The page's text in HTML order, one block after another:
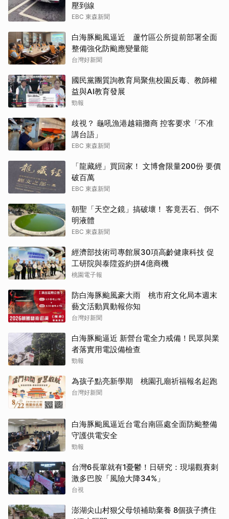
壓到線
EBC 東森新聞
白海豚颱風逼近 蘆竹區公所提前部署全面
整備強化防颱應變量能
台灣好新聞
國民黨團質詢教育局聚焦校園反毒、教師權
益與AI教育發展
勁報
歧視？ 龜吼漁港越籍攤商 控客要求「不准
講台語」
EBC 東森新聞
「龍藏經」買回家！ 文博會限量200份 要價
破百萬
EBC 東森新聞
朝聖「天空之鏡」搞破壞！ 客竟丟石、倒不
明液體
EBC 東森新聞
經濟部技術司專館展30項高齡健康科技 促
工研院與泰陞簽約拼4億商機
桃園電子報
防白海豚颱風豪大雨 桃市府文化局本週末
藝文活動異動報你知
台灣好新聞
白海豚颱逼近 新營台電全力戒備！民眾與業
者落實用電設備檢查
勁報
為孩子點亮新學期 桃園孔廟祈福報名起跑
台灣好新聞
白海豚颱風逼近台電台南區處全面防颱整備
守護供電安全
勁報
台灣6長輩就有1憂鬱！日研究：現場觀賽刺
激多巴胺「風險大降34%」
台視
澎湖尖山村狠父母領補助棄養 8個孩子擠住